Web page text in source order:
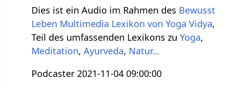
Dies ist ein Audio im Rahmen des Bewusst
Leben Multimedia Lexikon von Yoga Vidya,
Teil des umfassenden Lexikons zuYoga,
Meditation,Ayurveda, Natur…
Podcaster 2021-11-04 09:00:00